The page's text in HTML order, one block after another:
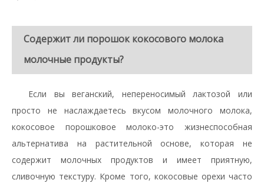
Содержит ли порошок кокосового молока
молочные продукты?
Если вы веганский, непереносимый лактозой или
просто не наслаждаетесь вкусом молочного молока,
кокосовое порошковое молоко-это жизнеспособная
альтернатива на растительной основе, которая не
содержит молочных продуктов и имеет приятную,
сливочную текстуру. Кроме того, кокосовые орехи часто